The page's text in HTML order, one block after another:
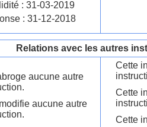
: 31-03-2019
: 31-12-2018
Relations avec les autres
aucune autre
aucune autre
Cette
Cette
Cette